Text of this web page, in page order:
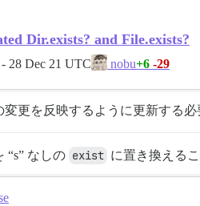
Dir.exists? and File.exists?
28 Dec 21 UTC nobu+6 -29
更を反映するように更新する必
“s” なしの exist に置き換える